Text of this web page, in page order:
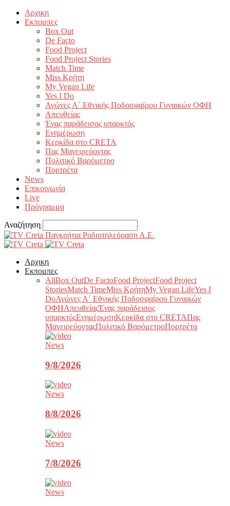
Αρχικη
Εκπομπες
Box Out
De Facto
Food Project
Food Project Stories
Match Time
Miss Κρήτη
My Vegan Life
Yes I Do
Αγώνες Α΄ Εθνικής Ποδοσφαίρου Γυναικών ΟΦΗ
Απευθείας
Ένας παράδεισος υπαρκτός
Ενημέρωση
Κερκίδα στο CRETA
Πας Μαγειρεύοντας
Πολιτικό Βαρόμετρο
Πορτρέτα
News
Επικοινωνία
Live
Πρόγραμμα
Αναζήτηση
Παγκρήτια Ραδιοτηλεόραση Α.Ε.
Αρχικη
Εκπομπες
AllBox OutDe FactoFood ProjectFood Project
StoriesMatch TimeMiss ΚρήτηMy Vegan LifeYes I
DoΑγώνες Α΄ Εθνικής Ποδοσφαίρου Γυναικών
ΟΦΗΑπευθείαςΈνας παράδεισος
υπαρκτόςΕνημέρωσηΚερκίδα στο CRETAΠας
ΜαγειρεύονταςΠολιτικό ΒαρόμετροΠορτρέτα
News
9/8/2026
News
8/8/2026
News
7/8/2026
News